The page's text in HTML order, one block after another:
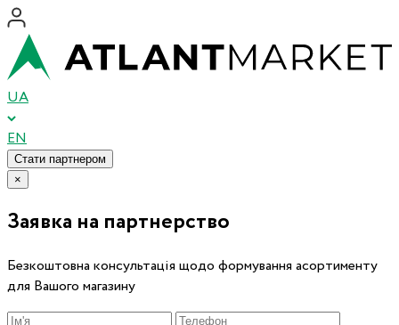
UA
EN
Стати партнером
×
Заявка на партнерство
Безкоштовна консультація щодо формування асортименту
для Вашого магазину